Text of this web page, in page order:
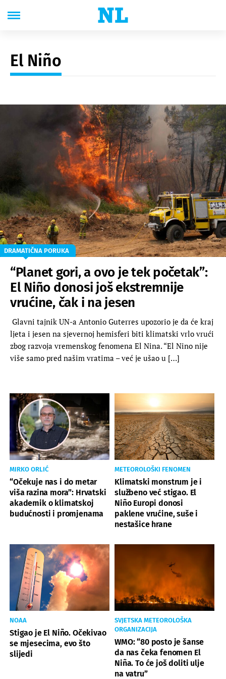
El Niño
DRAMATIČNA PORUKA
“Planet gori, a ovo je tek početak”:
El Niño donosi još ekstremnije
vrućine, čak i na jesen
Glavni tajnik UN-a Antonio Guterres upozorio je da će kraj
ljeta i jesen na sjevernoj hemisferi biti klimatski vrlo vrući
zbog razvoja vremenskog fenomena El Nina. “El Nino nije
više samo pred našim vratima – već je ušao u […]
MIRKO ORLIĆ
“Očekuje nas i do metar
viša razina mora”: Hrvatski
akademik o klimatskoj
budućnosti i promjenama
METEOROLOŠKI FENOMEN
Klimatski monstrum je i
službeno već stigao. El
Niño Europi donosi
paklene vrućine, suše i
nestašice hrane
NOAA
Stigao je El Niño. Očekivao
se mjesecima, evo što
slijedi
SVJETSKA METEOROLOŠKA
ORGANIZACIJA
WMO: “80 posto je šanse
da nas čeka fenomen El
Niña. To će još doliti ulje
na vatru”